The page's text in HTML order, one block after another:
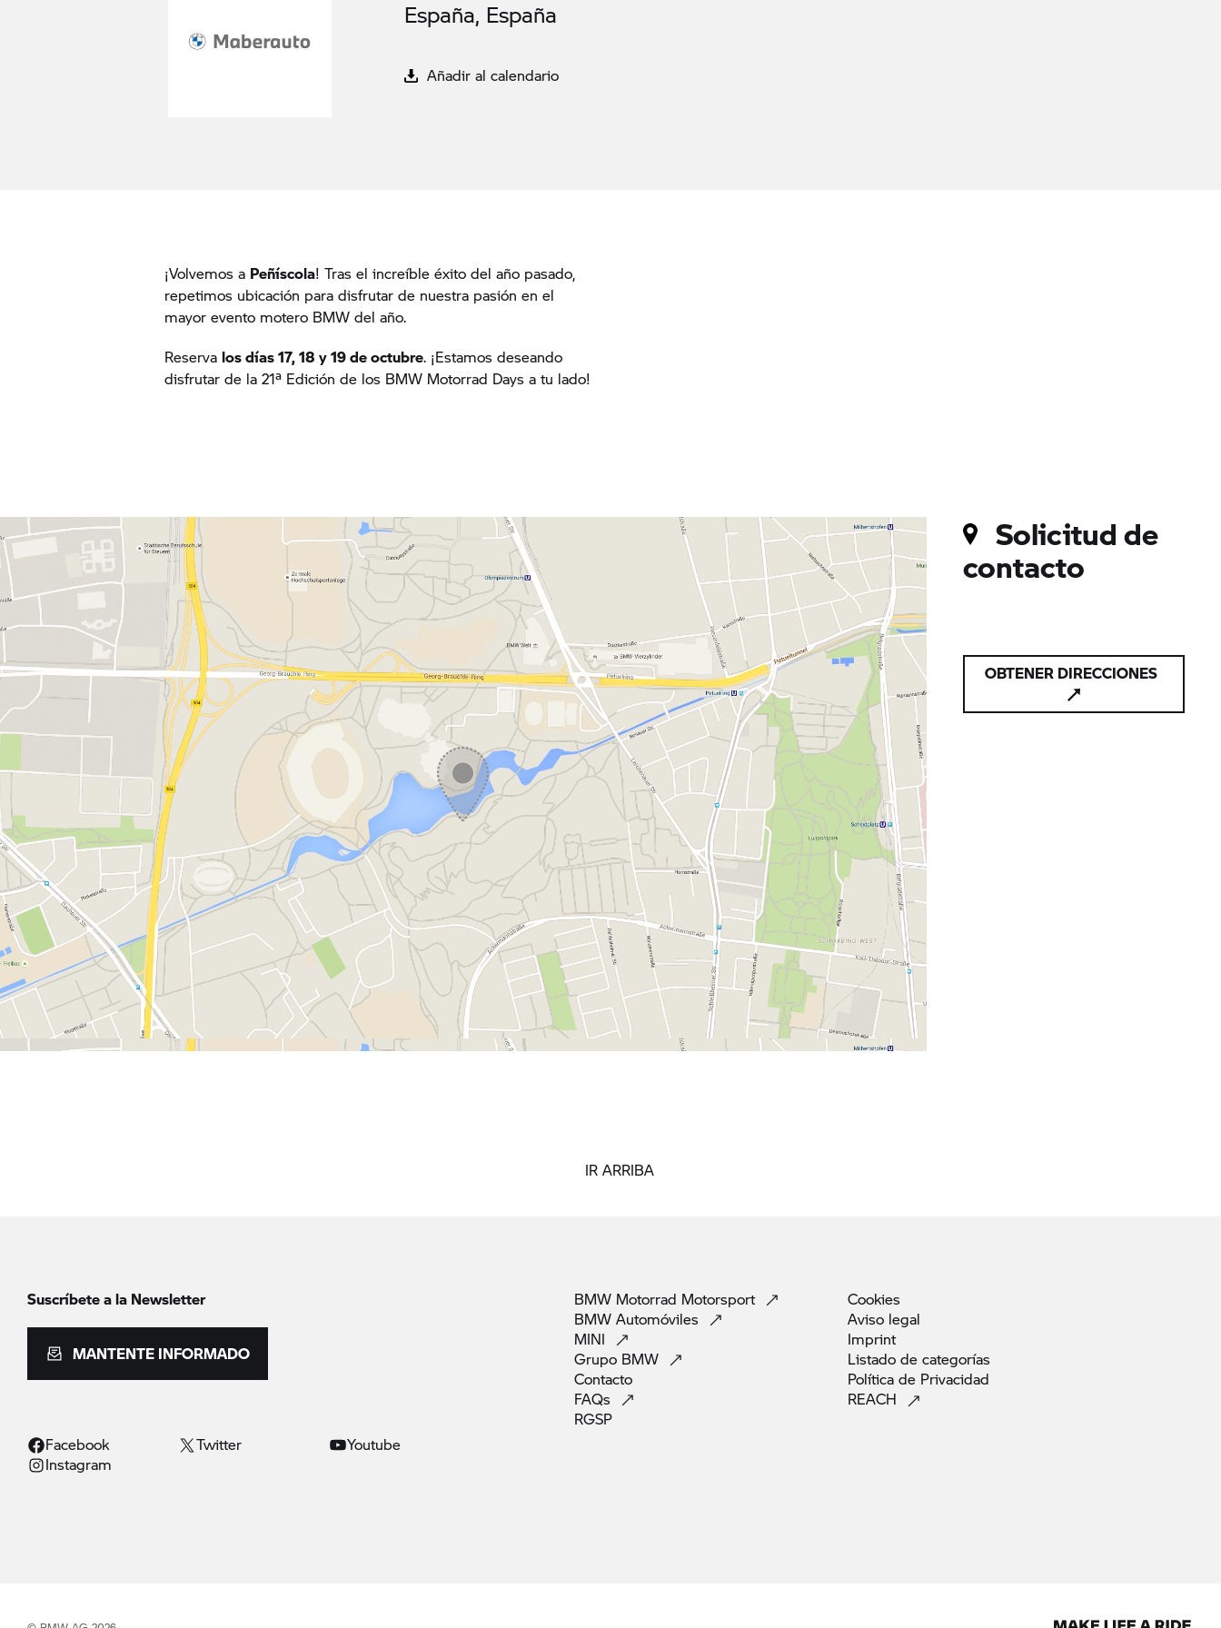
España, España
Añadir al calendario
¡Volvemos a Peñíscola! Tras el increíble éxito del año pasado,
repetimos ubicación para disfrutar de nuestra pasión en el
mayor evento motero BMW del año.
Reservalos días 17, 18 y 19 de octubre. ¡Estamos deseando
disfrutar de la 21ª Edición de los BMW Motorrad Days a tu lado!
Solicitud de
contacto
OBTENER DIRECCIONES
IR ARRIBA
Suscríbete a la Newsletter
MANTENTE INFORMADO
Facebook Twitter
Youtube
Instagram
BMW Motorrad Motorsport
BMW Automóviles
MINI
Grupo BMW
Contacto
FAQs
RGSP
Cookies
Aviso legal
Imprint
Listado de categorías
Política de Privacidad
REACH